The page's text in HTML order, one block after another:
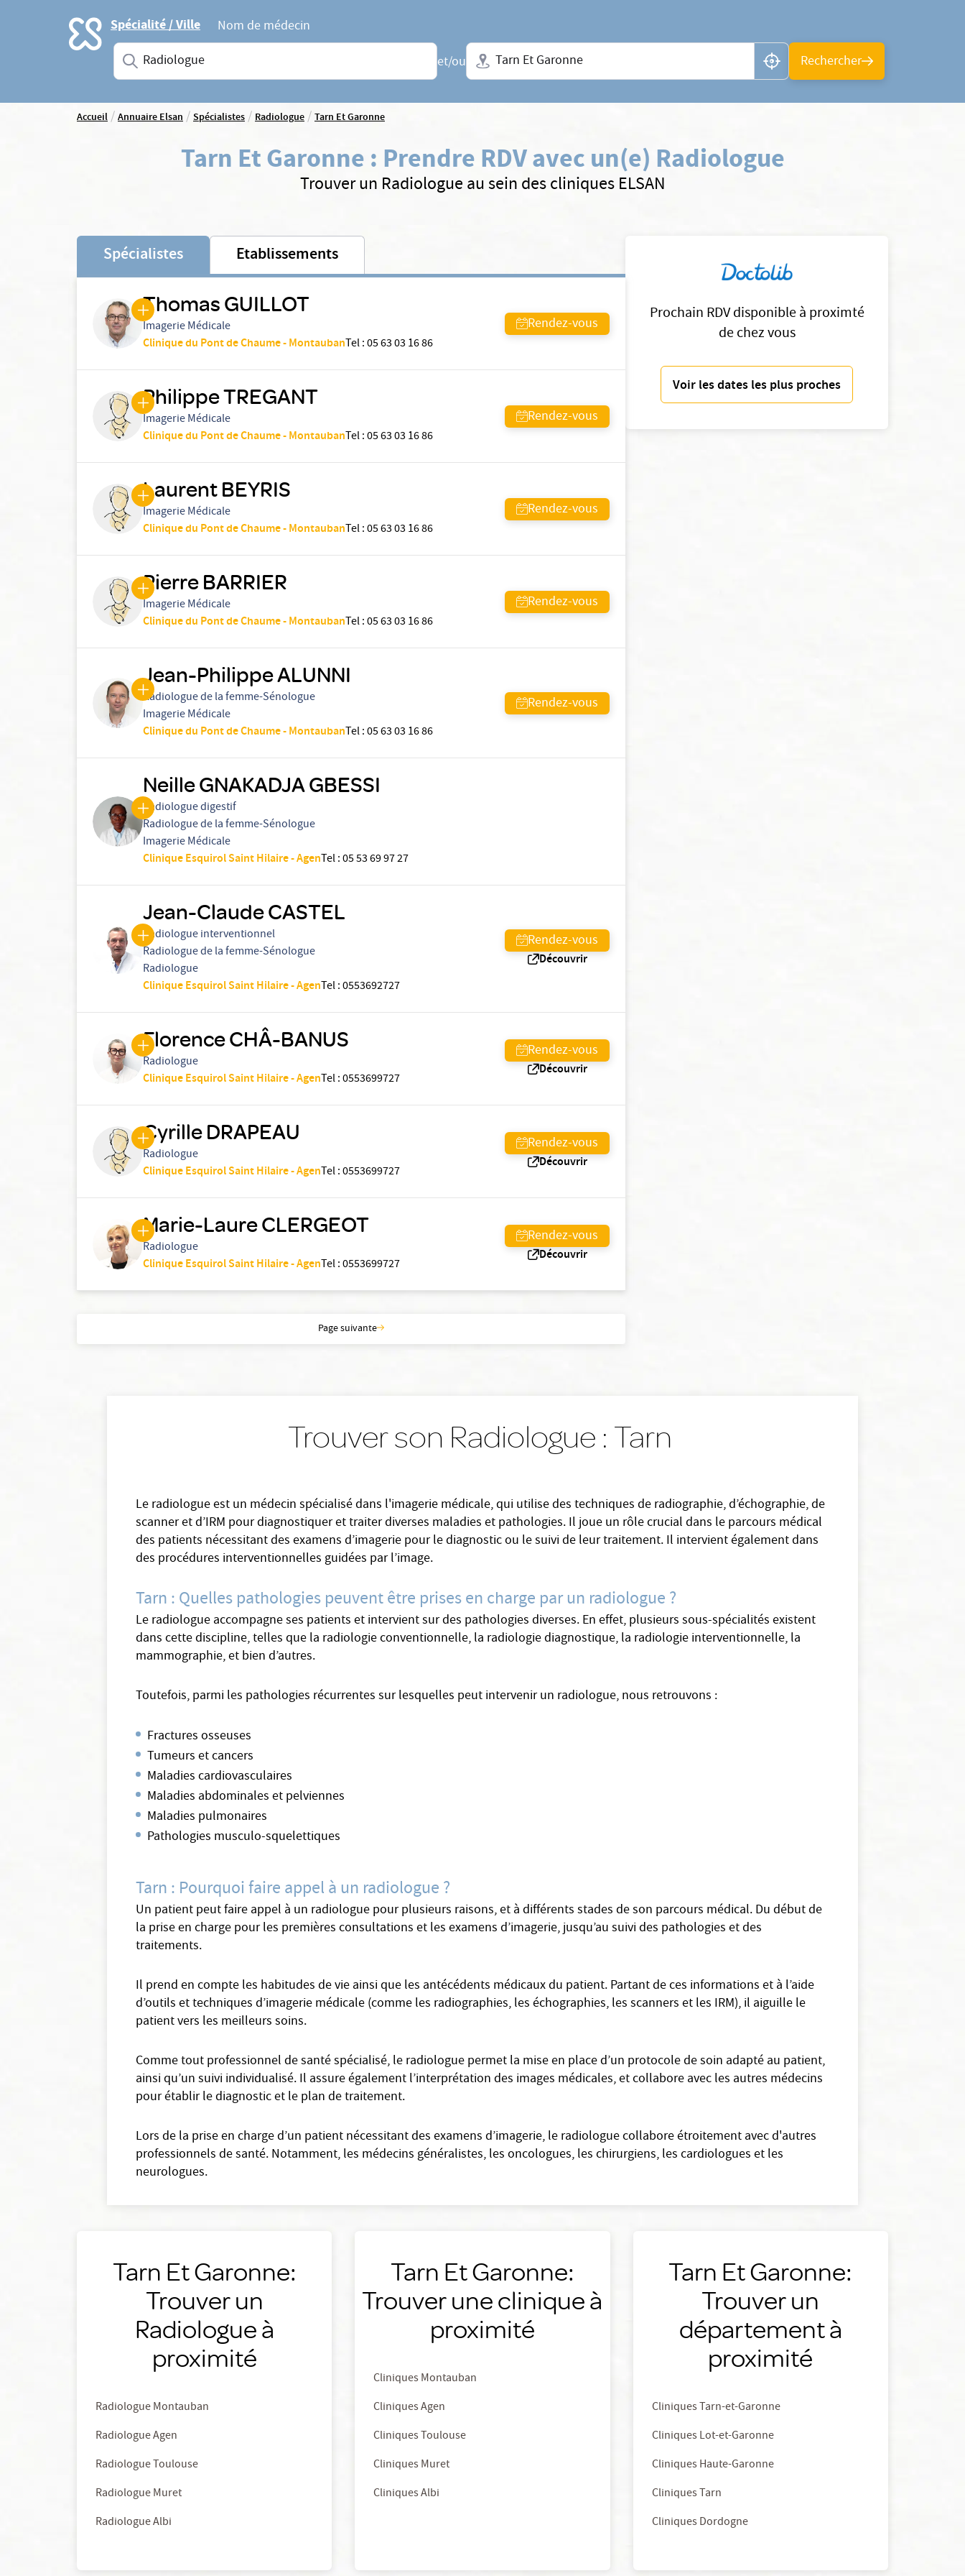
Accueil Spécialité / Ville
Nom de médecin
Saisissez une spécialité ou un service
et/ou
Ville + N° de département, région ou CP
Rechercher
Accueil/Annuaire Elsan/Spécialistes/Radiologue/Tarn Et Garonne
Tarn Et Garonne : Prendre RDV avec un(e) Radiologue
Trouver un Radiologue au sein des cliniques ELSAN
Prochain RDV disponible à proximté
de chez vous
Voir les dates les plus proches
Spécialistes Etablissements
Thomas GUILLOT
Imagerie Médicale
Clinique du Pont de Chaume - MontaubanTel:05 63 03 16 86
Rendez-vous
Philippe TREGANT
Imagerie Médicale
Clinique du Pont de Chaume - MontaubanTel:05 63 03 16 86
Rendez-vous
Laurent BEYRIS
Imagerie Médicale
Clinique du Pont de Chaume - MontaubanTel:05 63 03 16 86
Rendez-vous
Pierre BARRIER
Imagerie Médicale
Clinique du Pont de Chaume - MontaubanTel:05 63 03 16 86
Rendez-vous
Jean-Philippe ALUNNI
Radiologue de la femme-Sénologue
Imagerie Médicale
Clinique du Pont de Chaume - MontaubanTel:05 63 03 16 86
Rendez-vous
Neille GNAKADJA GBESSI
Radiologue digestif
Radiologue de la femme-Sénologue
Imagerie Médicale
Clinique Esquirol Saint Hilaire - AgenTel:05 53 69 97 27
Jean-Claude CASTEL
Radiologue interventionnel
Radiologue de la femme-Sénologue
Radiologue
Clinique Esquirol Saint Hilaire - AgenTel:0553692727
Rendez-vous
Découvrir
Florence CHÂ-BANUS
Radiologue
Clinique Esquirol Saint Hilaire - AgenTel:0553699727
Rendez-vous
Découvrir
Cyrille DRAPEAU
Radiologue
Clinique Esquirol Saint Hilaire - AgenTel:0553699727
Rendez-vous
Découvrir
Marie-Laure CLERGEOT
Radiologue
Clinique Esquirol Saint Hilaire - AgenTel:0553699727
Rendez-vous
Découvrir
Page suivante
Trouver son Radiologue : Tarn
Le radiologue est un médecin spécialisé dans l'imagerie médicale, qui utilise des techniques de radiographie, d’échographie, de
scanner et d’IRM pour diagnostiquer et traiter diverses maladies et pathologies. Il joue un rôle crucial dans le parcours médical
des patients nécessitant des examens d’imagerie pour le diagnostic ou le suivi de leur traitement. Il intervient également dans
des procédures interventionnelles guidées par l’image.
Tarn : Quelles pathologies peuvent être prises en charge par un radiologue ?
Le radiologue accompagne ses patients et intervient sur des pathologies diverses. En effet, plusieurs sous-spécialités existent
dans cette discipline, telles que la radiologie conventionnelle, la radiologie diagnostique, la radiologie interventionnelle, la
mammographie, et bien d’autres.
Toutefois, parmi les pathologies récurrentes sur lesquelles peut intervenir un radiologue, nous retrouvons :
Fractures osseuses
Tumeurs et cancers
Maladies cardiovasculaires
Maladies abdominales et pelviennes
Maladies pulmonaires
Pathologies musculo-squelettiques
Tarn : Pourquoi faire appel à un radiologue ?
Un patient peut faire appel à un radiologue pour plusieurs raisons, et à différents stades de son parcours médical. Du début de
la prise en charge pour les premières consultations et les examens d’imagerie, jusqu’au suivi des pathologies et des
traitements.
Il prend en compte les habitudes de vie ainsi que les antécédents médicaux du patient. Partant de ces informations et à l’aide
d’outils et techniques d’imagerie médicale (comme les radiographies, les échographies, les scanners et les IRM), il aiguille le
patient vers les meilleurs soins.
Comme tout professionnel de santé spécialisé, le radiologue permet la mise en place d’un protocole de soin adapté au patient,
ainsi qu’un suivi individualisé. Il assure également l’interprétation des images médicales, et collabore avec les autres médecins
pour établir le diagnostic et le plan de traitement.
Lors de la prise en charge d’un patient nécessitant des examens d’imagerie, le radiologue collabore étroitement avec d'autres
professionnels de santé. Notamment, les médecins généralistes, les oncologues, les chirurgiens, les cardiologues et les
neurologues.
Tarn Et Garonne:
Trouver un
Radiologue à
proximité
Radiologue Montauban
Radiologue Agen
Radiologue Toulouse
Radiologue Muret
Radiologue Albi
Tarn Et Garonne:
Trouver une clinique à
proximité
Cliniques Montauban
Cliniques Agen
Cliniques Toulouse
Cliniques Muret
Cliniques Albi
Tarn Et Garonne:
Trouver un
département à
proximité
Cliniques Tarn-et-Garonne
Cliniques Lot-et-Garonne
Cliniques Haute-Garonne
Cliniques Tarn
Cliniques Dordogne